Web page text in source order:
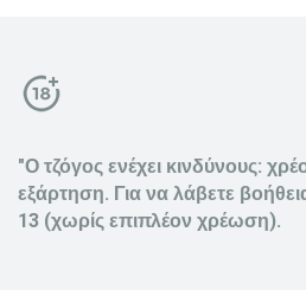
"Ο τζόγος ενέχει κινδύνους:
εξάρτηση. Για να λάβετε
13 (χωρίς επιπλέον χρέωση).